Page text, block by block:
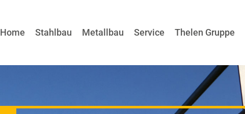
Home Stahlbau Metallbau Service Thelen Gruppe